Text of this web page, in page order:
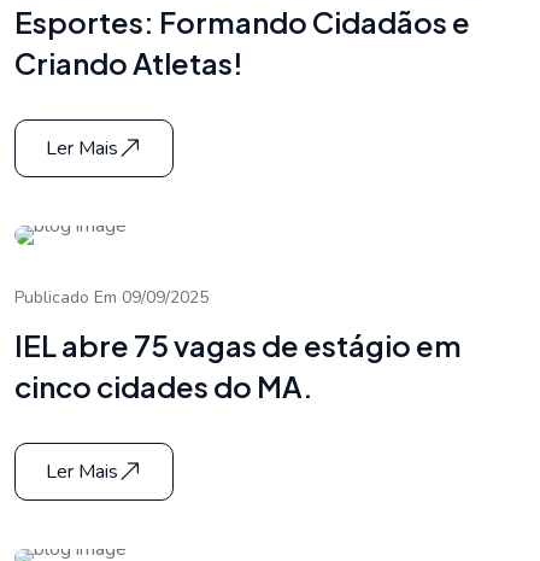
Esportes: Formando Cidadãos e
Criando Atletas!
Ler Mais
Publicado Em 09/09/2025
IEL abre 75 vagas de estágio em
cinco cidades do MA.
Ler Mais